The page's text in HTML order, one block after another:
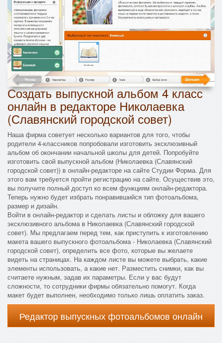
Создать выпускной альбом 4 класс
онлайн в редакторе Николаевка
(Славянский городской совет)
Наша фирма советует несколько вариантов для того, чтобы
родители 4-классников попробовали изготовить эксклюзивный
альбом об окончании начальной школы для детей. Попробуйте
изготовить свой выпускной альбом (Николаевка (Славянский
городской совет)) в онлайн-редакторе на сайте Студии Форма. Для
этого вам требуется пройти регистрацию на сайте. Осуществив это,
вы получите полный доступ ко всем функциям онлайн-редактора.
Теперь нужно будет избрать понравившийся тип фотоальбома,
размер и дизайн.
Войти в онлайн-редактор и сделать листы и обложку для вашего
эксклюзивного альбома в Николаевка (Славянский городской
совет). Мы предлагаем перед тем, как приступить к изготовлению
макета вашего выпускного фотоальбома - Николаевка (Славянский
городской совет), определить все фото, которые вы желаете
видеть на страницах. На каждом листе вы можете выбрать, какие
элементы использовать, а какие нет. Разместить снимки, как вы
считаете нужным, задав их параметры. Если у вас будут
сложности, то сотрудники фирмы обязательно помогут. Когда
макет будет выполнен, необходимо только лишь оплатить заказ.
Редактор выпускных фотоальбомов онлайн